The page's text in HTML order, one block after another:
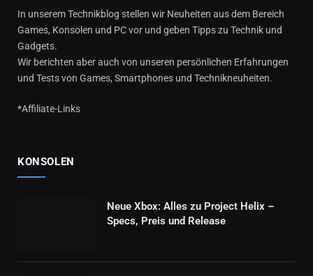
In unserem Technikblog stellen wir Neuheiten aus dem Bereich
Games, Konsolen und PC vor und geben Tipps zu Technik und
Gadgets.
Wir berichten aber auch von unseren persönlichen Erfahrungen
und Tests von Games, Smartphones und Technikneuheiten.
*Affiliate-Links
KONSOLEN
Neue Xbox: Alles zu Project Helix –
Specs, Preis und Release